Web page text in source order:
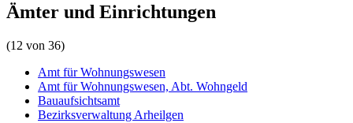
Ämter und Einrichtungen
(12 von 36)
Amt für Wohnungswesen
Amt für Wohnungswesen, Abt. Wohngeld
Bauaufsichtsamt
Bezirksverwaltung Arheilgen